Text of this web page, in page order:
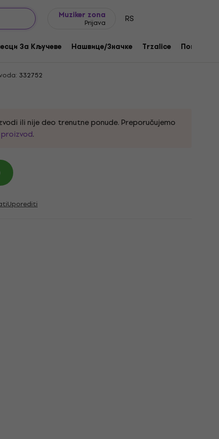
Muziker zona
Prijava RS
За Кључеве Нашвице/Значке Trzalice Поклони
Of Reality Закрпа за шивање
332752
ili nije deo trenutne ponude. Preporučujemo
.
Uporediti